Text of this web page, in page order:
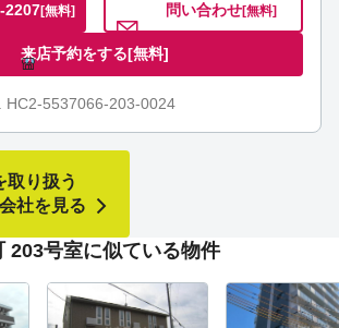
2207[無料] 問い合わせ[無料]
来店予約をする[無料]
HC2-5537066-203-0024
取り扱う
社を見る
203号室に似ている物件